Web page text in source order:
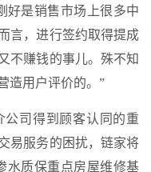
好是销售市场上很多中
言，进行签约取得提成
不赚钱的事儿。殊不知
造用户评价的。”
司得到顾客认同的重
易服务的困扰，链家将
水质保重点房屋维修基